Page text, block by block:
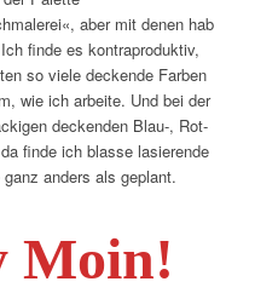
aber mit denen hab
finde es kontraproduktiv,
so viele deckende Farben
wie ich arbeite. Und bei der
deckenden Blau-, Rot-
finde ich blasse lasierende
anders als geplant.
Moin!